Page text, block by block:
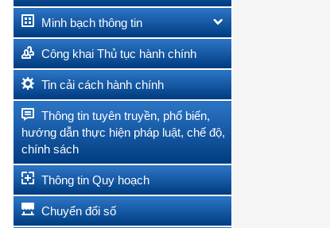
Minh bạch thông tin
Công khai Thủ tục hành chính
Tin cải cách hành chính
Thông tin tuyên truyền, phổ biến,
hướng dẫn thực hiện pháp luật, chế độ,
chính sách
Thông tin Quy hoạch
Chuyển đổi số